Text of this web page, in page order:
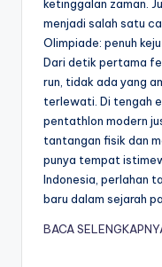
ketinggalan zaman.
menjadi salah satu
Olimpiade: penuh
Dari detik pertama
run, tidak ada yang
terlewati. Di tengah
pentathlon modern
tantangan fisik dan
punya tempat
Indonesia, perlahan
baru dalam sejarah
BACA